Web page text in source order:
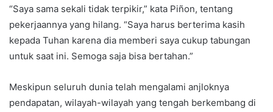
“Saya sama sekali tidak terpikir,” kata Piñon, tentang
pekerjaannya yang hilang. “Saya harus berterima kasih
kepada Tuhan karena dia memberi saya cukup tabungan
untuk saat ini. Semoga saja bisa bertahan.”
Meskipun seluruh dunia telah mengalami anjloknya
pendapatan, wilayah-wilayah yang tengah berkembang di